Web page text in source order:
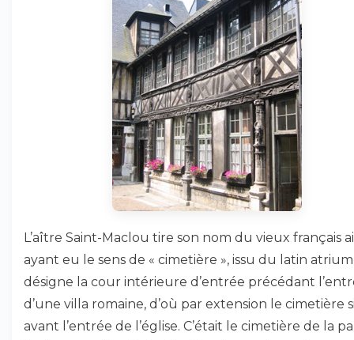
L’aître Saint-Maclou tire son nom du vieux français
ayant eu le sens de « cimetière », issu du latin
désigne la cour intérieure d’entrée précédant
d’une villa romaine, d’où par extension le cimetière
avant l’entrée de l’église. C’était le cimetière de la